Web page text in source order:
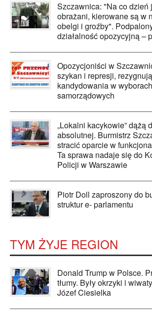
Szczawnica: "Na co dzień
obrażani, kierowane są w
obelgi i groźby".
działalność opozycyjną –
Opozycjoniści w
szykan i represji,
kandydowania w wyborach
samorządowych
„Lokalni kacykowie” dążą
absolutnej. Burmistrz
stracić oparcie w
Ta sprawa nadaje się do
Policji w Warszawie
Piotr Doll zaproszony do
struktur e- parlamentu
TYM ŻYJE REGION
Donald Trump w Polsce.
tłumy. Były okrzyki i
Józef Ciesielka